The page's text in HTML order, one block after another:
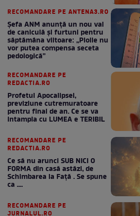
RECOMANDARE PE ANTENA3.RO
Șefa ANM anunță un nou val
de caniculă și furtuni pentru
săptămâna viitoare: „Ploile nu
vor putea compensa seceta
pedologică”
RECOMANDARE PE
REDACTIA.RO
Profetul Apocalipsei,
previziune cutremuratoare
pentru final de an. Ce se va
intampla cu LUMEA e TERIBIL
RECOMANDARE PE
REDACTIA.RO
Ce să nu arunci SUB NICI O
FORMA din casă astăzi, de
Schimbarea la Față . Se spune
ca ....
RECOMANDARE PE